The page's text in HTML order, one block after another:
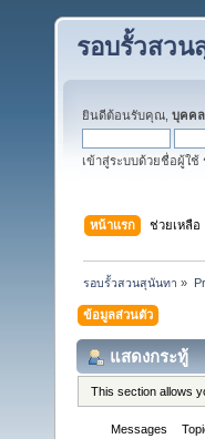
รอบรั้วสวน
ยินดีต้อนรับคุณ, บุคคล
เข้าสู่ระบบด้วยชื่อผู้ใช้
หน้าแรก ช่วยเหลือ
รอบรั้วสวนสุนันทา »
ข้อมูลส่วนตัว
แสดงกระทู้
This section allows
Messages